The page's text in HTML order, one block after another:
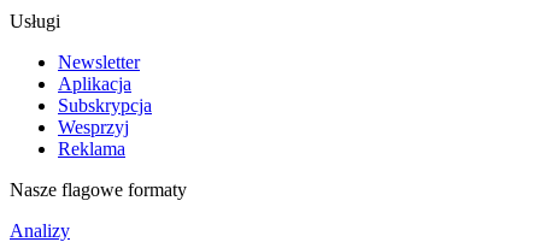
Usługi
Newsletter
Aplikacja
Subskrypcja
Wesprzyj
Reklama
Nasze flagowe formaty
Analizy